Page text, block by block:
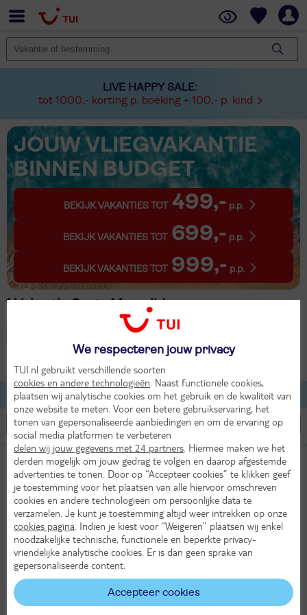
LIVE HAPPY SALE:
tot 1000,- korting p. boeking + 100,- p. kind
JOUW VLIEGVAKANTIE
BINNEN BUDGET
BEKIJK VAKANTIES TOT 499,- p.p.
BEKIJK VAKANTIES TOT 699,- p.p.
BEKIJK VAKANTIES TOT 999,- p.p.
1 Vakantie Santa Margalida
Filteren Lijst Kaart
10
Uitstekend
Casal Santa Eulalia
TUI classificatie Hotel & Appartementen
Spanje Balearen Mallorca Santa Margalida
24°
Za 24 okt 2026
8 dagen (7 nachten)
Vanaf Amsterdam
Bekijk alle vertrekluchthavens
Logies ontbijt
We respecteren jouw privacy
TUI.nl gebruikt verschillende soorten
cookies en andere technologieën . Naast functionele cookies,
plaatsen wij analytische cookies om het gebruik en de kwaliteit van
onze website te meten. Voor een betere gebruikservaring, het
tonen van gepersonaliseerde aanbiedingen en om de ervaring op
social media platformen te verbeteren
delen wij jouw gegevens met 24 partners . Hiermee maken we het
derden mogelijk om jouw gedrag te volgen en daarop afgestemde
advertenties te tonen. Door op “Accepteer cookies” te klikken geef
je toestemming voor het plaatsen van alle hiervoor omschreven
cookies en andere technologieën om persoonlijke data te
verzamelen. Je kunt je toestemming altijd weer intrekken op onze
cookies pagina . Indien je kiest voor “Weigeren” plaatsen wij enkel
noodzakelijke technische, functionele en beperkte privacy-
vriendelijke analytische cookies. Er is dan geen sprake van
gepersonaliseerde content.
Accepteer cookies